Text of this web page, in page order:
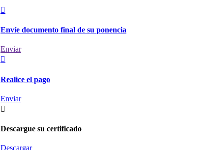

Envíe documento final de su ponencia
Enviar

Realice el pago
Enviar

Descargue su certificado
Descargar